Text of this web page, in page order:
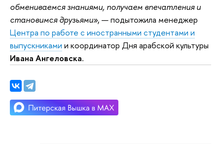
обмениваемся знаниями, получаем впечатления и
становимся друзьями», — подытожила менеджер
Центра по работе с иностранными студентами и
выпускниками и координатор Дня арабской культуры
Ивана Ангеловска.